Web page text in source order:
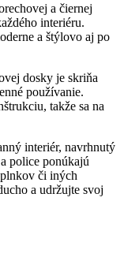
a čiernej
interiéru.
a štýlovo aj po
dosky je skriňa
používanie.
takže sa na
interiér, navrhnutý
police ponúkajú
či iných
a udržujte svoj